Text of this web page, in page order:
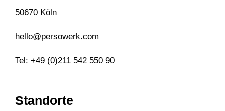
50670 Köln
hello@persowerk.com
Tel: +49 (0)211 542 550 90
Standorte